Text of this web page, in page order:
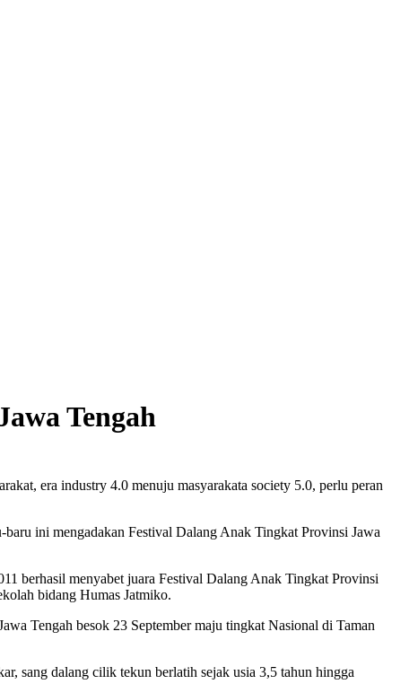
Tengah
era industry 4.0 menuju masyarakata society 5.0, perlu peran
baru ini mengadakan Festival Dalang Anak Tingkat Provinsi Jawa
berhasil menyabet juara Festival Dalang Anak Tingkat Provinsi
bidang Humas Jatmiko.
Tengah besok 23 September maju tingkat Nasional di Taman
sang dalang cilik tekun berlatih sejak usia 3,5 tahun hingga